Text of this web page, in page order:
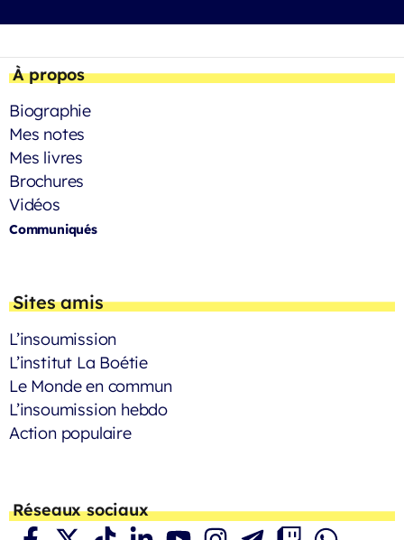
À propos
Biographie
Mes notes
Mes livres
Brochures
Vidéos
Communiqués
Sites amis
L’insoumission
L’institut La Boétie
Le Monde en commun
L’insoumission hebdo
Action populaire
Réseaux sociaux